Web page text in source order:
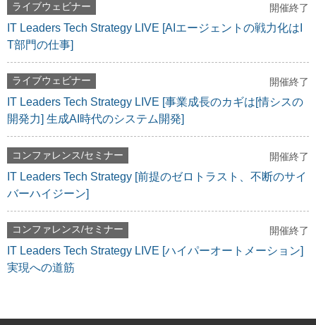
ライブウェビナー 開催終了
IT Leaders Tech Strategy LIVE [AIエージェントの戦力化はI
T部門の仕事]
ライブウェビナー 開催終了
IT Leaders Tech Strategy LIVE [事業成長のカギは[情シスの
開発力] 生成AI時代のシステム開発]
コンファレンス/セミナー 開催終了
IT Leaders Tech Strategy [前提のゼロトラスト、不断のサイ
バーハイジーン]
コンファレンス/セミナー 開催終了
IT Leaders Tech Strategy LIVE [ハイパーオートメーション]
実現への道筋